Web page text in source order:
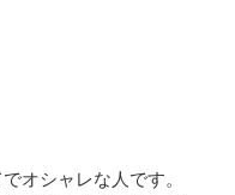
オシャレな人です。